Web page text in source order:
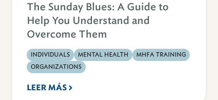
The Sunday Blues: A Guide to
Help You Understand and
Overcome Them
INDIVIDUALS MENTAL HEALTH
MHFA TRAINING
ORGANIZATIONS
LEER MÁS